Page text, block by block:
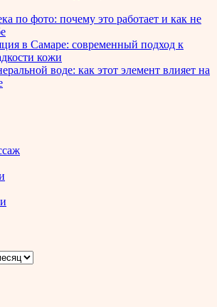
по фото: почему это работает и как не
в Самаре: современный подход к
кожи
воде: как этот элемент влияет на